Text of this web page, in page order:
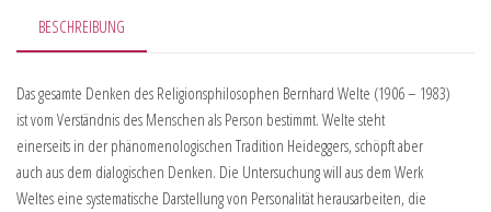
BESCHREIBUNG
Das gesamte Denken des Religionsphilosophen Bernhard Welte (1906 – 1983)
ist vom Verständnis des Menschen als Person bestimmt. Welte steht
einerseits in der phänomenologischen Tradition Heideggers, schöpft aber
auch aus dem dialogischen Denken. Die Untersuchung will aus dem Werk
Weltes eine systematische Darstellung von Personalität herausarbeiten, die